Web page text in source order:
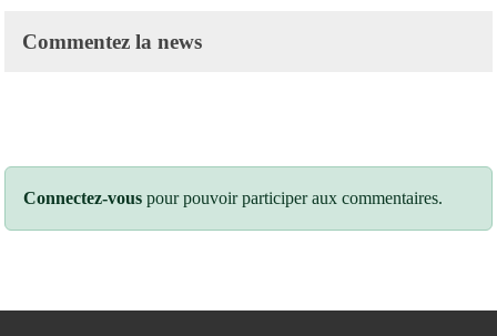
Commentez la news
Connectez-vous pour pouvoir participer aux commentaires.